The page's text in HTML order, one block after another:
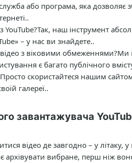
або програма, яка дозволяє
Так, наш інструмент
– у нас ви знайдете..
з віковими обмеженнями?Ми
є багато публічного
Просто скористайтеся нашим
галереї..
завантажувача
відео де завгодно – у літаку,
архівувати вибране, перш ніж